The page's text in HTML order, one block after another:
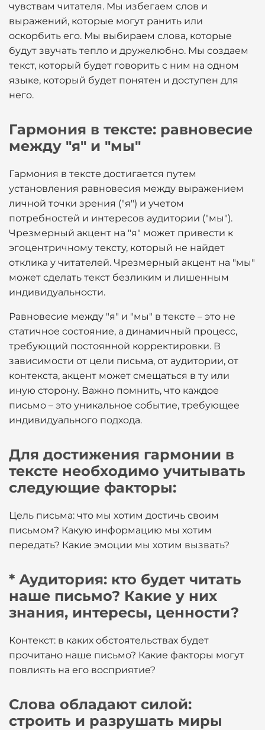
чувствам читателя. Мы избегаем слов и
выражений, которые могут ранить или
оскорбить его. Мы выбираем слова, которые
будут звучать тепло и дружелюбно. Мы создаем
текст, который будет говорить с ним на одном
языке, который будет понятен и доступен для
него.
Гармония в тексте: равновесие
между "я" и "мы"
Гармония в тексте достигается путем
установления равновесия между выражением
личной точки зрения ("я") и учетом
потребностей и интересов аудитории ("мы").
Чрезмерный акцент на "я" может привести к
эгоцентричному тексту, который не найдет
отклика у читателей. Чрезмерный акцент на "мы"
может сделать текст безликим и лишенным
индивидуальности.
Равновесие между "я" и "мы" в тексте – это не
статичное состояние, а динамичный процесс,
требующий постоянной корректировки. В
зависимости от цели письма, от аудитории, от
контекста, акцент может смещаться в ту или
иную сторону. Важно помнить, что каждое
письмо – это уникальное событие, требующее
индивидуального подхода.
Для достижения гармонии в
тексте необходимо учитывать
следующие факторы:
Цель письма: что мы хотим достичь своим
письмом? Какую информацию мы хотим
передать? Какие эмоции мы хотим вызвать?
* Аудитория: кто будет читать
наше письмо? Какие у них
знания, интересы, ценности?
Контекст: в каких обстоятельствах будет
прочитано наше письмо? Какие факторы могут
повлиять на его восприятие?
Слова обладают силой:
строить и разрушать миры